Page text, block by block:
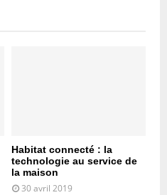
Habitat connecté : la
technologie au service de
la maison
30 avril 2019